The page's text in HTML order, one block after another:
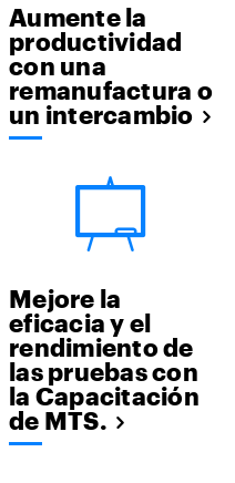
Aumente la
productividad
con una
remanufactura o
un intercambio
Mejore la
eficacia y el
rendimiento de
las pruebas con
la Capacitación
de MTS.